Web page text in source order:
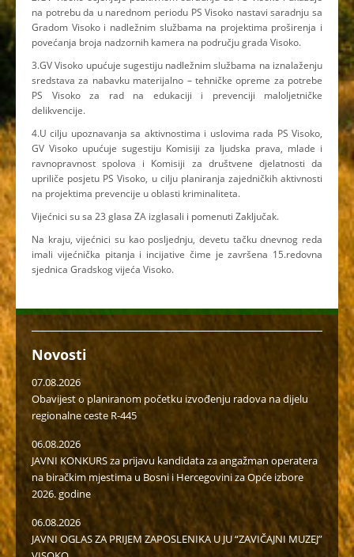
na potrebu da u narednom periodu PS Visoko nastavi saradnju sa
Gradom Visoko i nadležnim službama na projektima proširenja i
povećanja broja nadzornih kamera na području grada Visoko.
3.GV Visoko upućuje sugestiju nadležnim službama na iznalaženju
sredstava za nabavku materijalno – tehničke opreme za potrebe
PS Visoko za rad na edukaciji i prevenciji maloljetničke
delikvencije.
4.U cilju upoznavanja sa aktivnostima i uslovima rada PS Visoko,
GV Visoko upućuje sugestiju Komisiji za ljudska prava, mlade i
ravnopravnost spolova i Komisiji za društvene djelatnosti da
upriliče posjetu PS Visoko, u cilju planiranja zajedničkih aktivnosti
na projektima prevencije u oblasti kriminaliteta.
Vijećnici su sa 23 glasa ZA izglasali i pomenuti Zaključak.
Na kraju, vijećnici su kao posljednju, devetu tačku dnevnog reda
imali vijećnička pitanja i incijative čime je završena 15.redovna
sjednica Gradskog vijeća Visoko.
Novosti
07.08.2026
Obavijest o planiranom početku izvođenju radova na dijelu
regionalne ceste R-445
06.08.2026
JAVNI KONKURS za prijavu kandidata za angažman operatera
na biračkim mjestima u Bosni i Hercegovini za Opće izbore
2026. godine
06.08.2026
JAVNI OGLAS ZA PRIJEM ZAPOSLENIKA U JU “ZAVIČAJNI MUZEJ”